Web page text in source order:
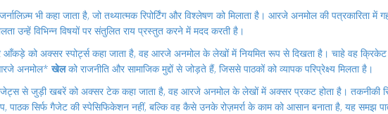
जर्नालिज़्मभी कहा जाता है, जो तथ्यात्मक रिपोर्टिंग और विश्लेषण को मिलाता है। आरजे अनमोल की पत्रकारिता
उन्हें विभिन्न विषयों पर संतुलित राय प्रस्तुत करने में मदद करती है।
आँकड़े को अक्सरस्पोर्ट्सकहा जाता है, वह आरजे अनमोल के लेखों में नियमित रूप से दिखता है। चाहे वह क्रिकेट
अनमोल*खेलको राजनीति और सामाजिक मुद्दों से जोड़ते हैं, जिससे पाठकों को व्यापक परिप्रेक्ष्य मिलता है।
से जुड़ी खबरेंको अक्सरटेककहा जाता है, वह आरजे अनमोल के लेखों में अक्सर प्रकट होता है। तकनीकी
पाठक सिर्फ गैजेट की स्पेसिफिकेशन नहीं, बल्कि वह कैसे उनके रोज़मर्रा के काम को आसान बनाता है, यह समझ